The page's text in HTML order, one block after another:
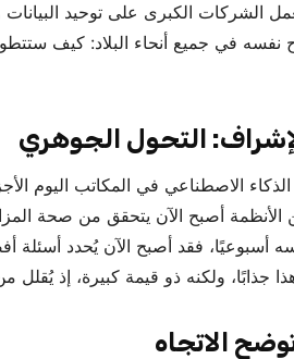
الشركات الكبرى على توحيد
في جميع أنحاء البلاد: كيف ستتطور
التحول الجوهري
الاصطناعي في المكاتب اليوم
الأنظمة أصبح الآن يتحقق من صحة
أسبوعيًا، فقد أصبح الآن يُحدد
جذابًا، ولكنه ذو قيمة كبيرة، إذ يُقلل
الاتجاه